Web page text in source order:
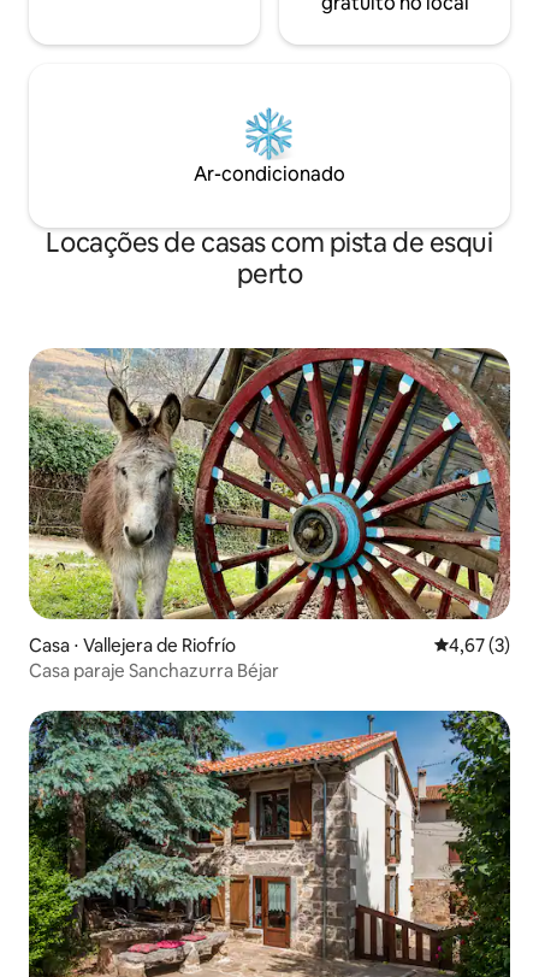
después de un día de exploración en la
Ar-condicionado
Locações de casas com pista de esqui
perto
Casa ⋅ Vallejera de Riofrío 4,67 de
4,67 (3)
Casa paraje Sanchazurra Béjar